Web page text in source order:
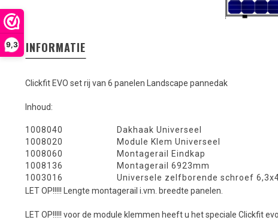
9,3 INFORMATIE
Clickfit EVO set rij van 6 panelen Landscape pannedak
Inhoud:
1008040 Dakhaak Universeel
1008020
Module Klem Universeel
1008060
Montagerail Eindkap
1008136
Montagerail 6923mm
1003016
Universele zelfborende schroef
LET OP!!!!! Lengte montagerail i.vm. breedte panelen.
LET OP!!!!! voor de module klemmen heeft u het speciale Clickfit